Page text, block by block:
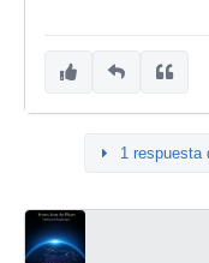
1 respuesta